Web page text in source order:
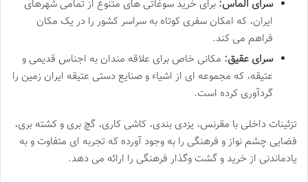
سرای الماس: برای خرید سوغاتی های متنوع از تمامی شهرهای
ایران، که امکان سفری کوتاه به سراسر کشور را در یک مکان
فراهم می کند.
سرای عقیق: مکانی خاص برای علاقه مندان به اجناس قدیمی و
عتیقه، که مجموعه ای از اشیاء و صنایع دستی عتیقه ایران زمین را
گردآوری کرده است.
تزئینات داخلی با مقرنس، یزدی بندی، کاشی کاری، گچ بری و کشته بری،
فضایی چشم نواز و فرهنگی را به وجود آورده که تجربه ای متفاوت و به
یادماندنی از خرید و گشت وگذار فرهنگی را ارائه می دهد.